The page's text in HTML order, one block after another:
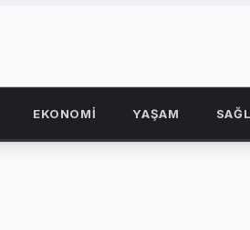
EKONOMİ YAŞAM